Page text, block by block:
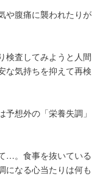
や腹痛に襲われたりが
検査してみようと人間
な気持ちを抑えて再検
想外の「栄養失調」
…。食事を抜いている
なる心当たりは何も